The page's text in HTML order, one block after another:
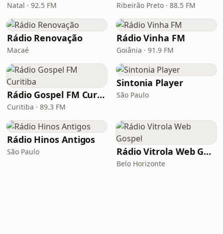
Natal · 92.5 FM Ribeirão Preto · 88.5 FM
Rádio Renovação
Macaé
Rádio Vinha FM
Goiânia · 91.9 FM
Rádio Gospel FM Curitiba
Curitiba · 89.3 FM
Sintonia Player
São Paulo
Rádio Hinos Antigos
São Paulo Rádio Vitrola Web Gospel
Belo Horizonte